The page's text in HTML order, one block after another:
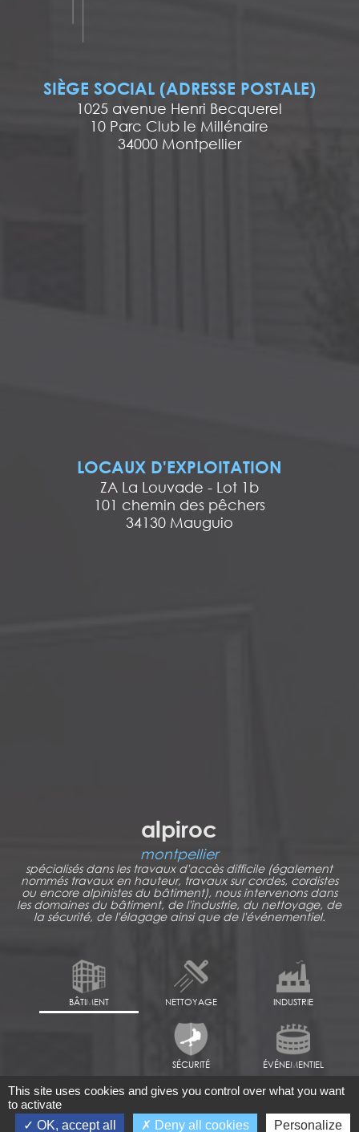
SIÈGE SOCIAL (ADRESSE POSTALE)
1025 avenue Henri Becquerel
10 Parc Club le Millénaire
34000 Montpellier
LOCAUX D'EXPLOITATION
ZA La Louvade - Lot 1b
101 chemin des pêchers
34130 Mauguio
alpiroc
montpellier
spécialisés dans les travaux d'accès difficile (également
nommés travaux en hauteur, travaux sur cordes, cordistes
ou encore alpinistes du bâtiment), nous intervenons dans
les domaines du bâtiment, de l'industrie, du nettoyage, de
la sécurité, de l'élagage ainsi que de l'événementiel.
BÂTIMENT NETTOYAGE INDUSTRIE
SÉCURITÉ ÉVÉNEMENTIEL
This site uses cookies and gives you control over what you want
to activate
OK, accept all
Deny all cookies Personalize